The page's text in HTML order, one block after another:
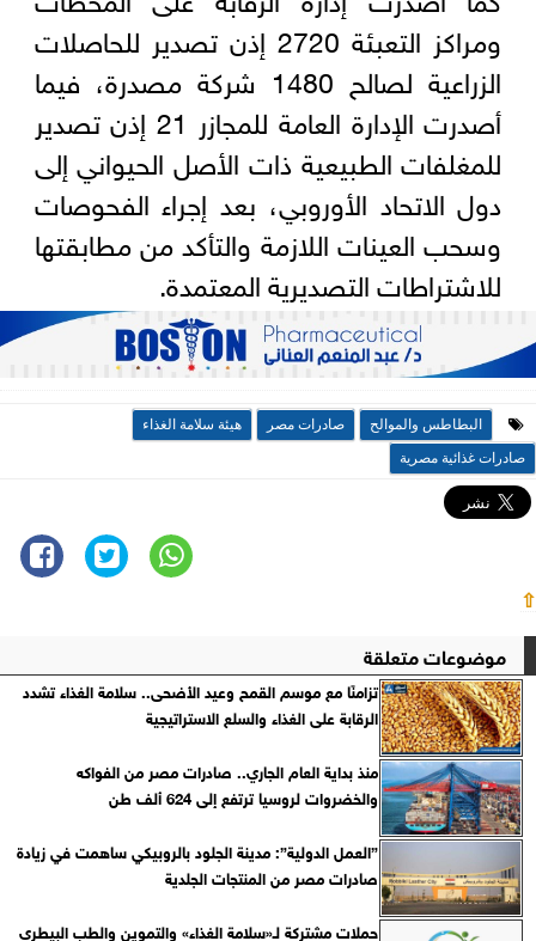
ومراكز التعبئة 2720 إذن تصدير للحاصلات
الزراعية لصالح 1480 شركة مصدرة، فيما
أصدرت الإدارة العامة للمجازر 21 إذن تصدير
للمغلفات الطبيعية ذات الأصل الحيواني إلى
دول الاتحاد الأوروبي، بعد إجراء الفحوصات
وسحب العينات اللازمة والتأكد من مطابقتها
للاشتراطات التصديرية المعتمدة.
البطاطس والموالح صادرات مصر
هيئة سلامة الغذاء
صادرات غذائية مصرية
⇧
موضوعات متعلقة
تزامنًا مع موسم القمح وعيد الأضحى.. سلامة الغذاء تشدد
الرقابة على الغذاء والسلع الاستراتيجية
منذ بداية العام الجاري.. صادرات مصر من الفواكه
والخضروات لروسيا ترتفع إلى 624 ألف طن
”العمل الدولية”: مدينة الجلود بالروبيكي ساهمت في زيادة
صادرات مصر من المنتجات الجلدية
حملات مشتركة لـ«سلامة الغذاء» والتموين والطب البيطري